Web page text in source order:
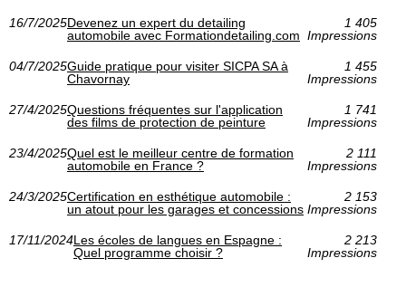
16/7/2025Devenez un expert du detailing
automobile avec Formationdetailing.com
1 405
Impressions
04/7/2025Guide pratique pour visiter SICPA SA à
Chavornay
1 455
Impressions
27/4/2025Questions fréquentes sur l'application
des films de protection de peinture
1 741
Impressions
23/4/2025Quel est le meilleur centre de formation
automobile en France ?
2 111
Impressions
24/3/2025Certification en esthétique automobile :
un atout pour les garages et concessions
2 153
Impressions
17/11/2024Les écoles de langues en Espagne :
Quel programme choisir ?
2 213
Impressions